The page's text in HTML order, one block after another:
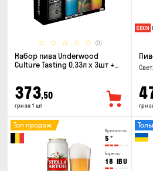
(0)
Набор пива Underwood
Culture Tasting 0.33л x 3шт +
373,50
грн за 1 шт грн
Крепость
5 °
Горечь
18 IBU
Топ продаж